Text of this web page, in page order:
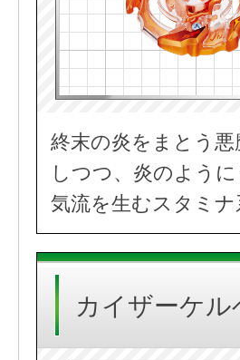
終末の炎をまとう
しつつ、炎のよう
気流を生むスタミ
カイザーケル